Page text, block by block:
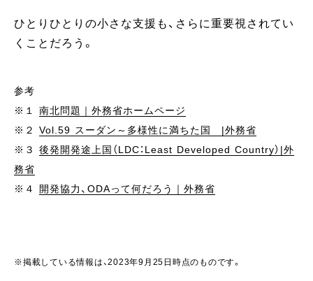
ひとりひとりの小さな支援も、さらに重要視されてい
くことだろう。
参考
※１ 南北問題｜外務省ホームページ
※２ Vol.59 スーダン～多様性に満ちた国 |外務省
※３ 後発開発途上国（LDC：Least Developed Country）|外
務省
※４ 開発協力、ODAって何だろう｜外務省
※掲載している情報は、2023年9月25日時点のものです。